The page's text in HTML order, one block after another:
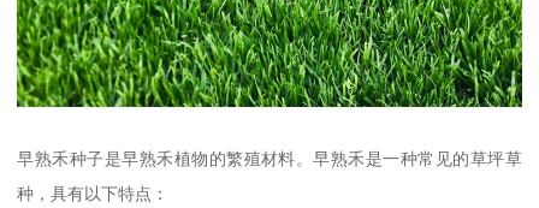
早熟禾种子是早熟禾植物的繁殖材料。早熟禾是一种常见的草坪草
种，具有以下特点：